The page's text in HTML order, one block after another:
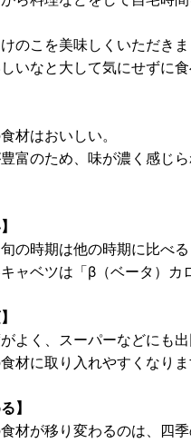
のこを美味しくいただきま
いなと大して気にせずに
材はおいしい。
富のため、味が濃く感じ
の時期は他の時期に比べる
ャベツは「β（ベータ）カ
よく、スーパーなどにも
材に取り入れやすくなりま
】
材が移り変わるのは、四